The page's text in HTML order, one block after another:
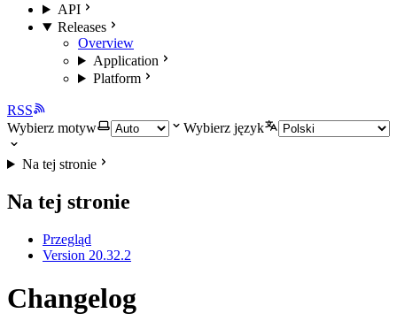
API
Releases
Overview
Application
Platform
RSS
Wybierz motyw
Wybierz język
Na tej stronie
Na tej stronie
Przegląd
Version 20.32.2
Changelog